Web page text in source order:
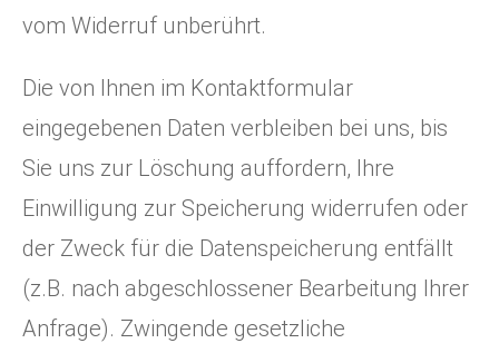
vom Widerruf unberührt.
Die von Ihnen im Kontaktformular
eingegebenen Daten verbleiben bei uns, bis
Sie uns zur Löschung auffordern, Ihre
Einwilligung zur Speicherung widerrufen oder
der Zweck für die Datenspeicherung entfällt
(z.B. nach abgeschlossener Bearbeitung Ihrer
Anfrage). Zwingende gesetzliche